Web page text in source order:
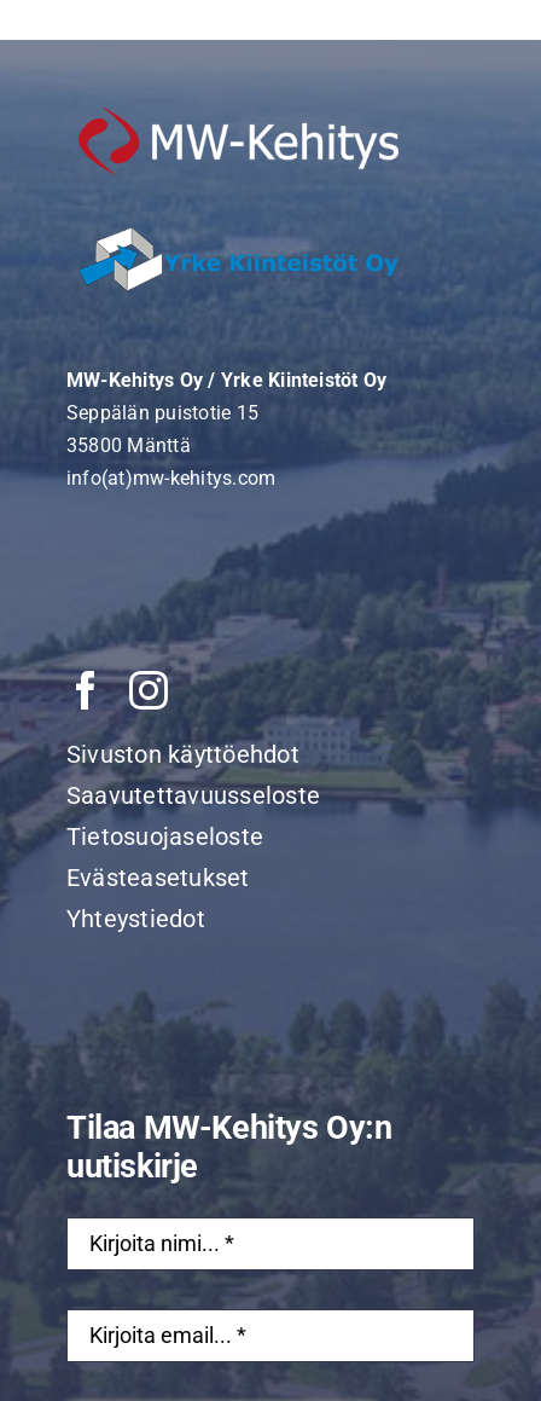
MW-Kehitys Oy / Yrke Kiinteistöt Oy
Seppälän puistotie 15
35800 Mänttä
info(at)mw-kehitys.com
Sivuston käyttöehdot
Saavutettavuusseloste
Tietosuojaseloste
Evästeasetukset
Yhteystiedot
Tilaa MW-Kehitys Oy:n
uutiskirje